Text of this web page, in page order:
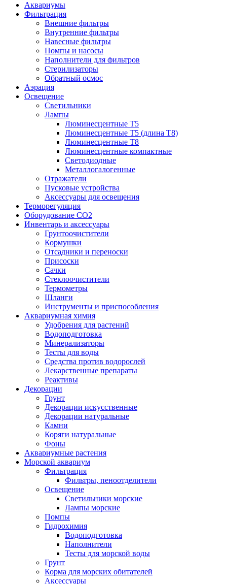
Аквариумы
Фильтрация
Внешние фильтры
Внутренние фильтры
Навесные фильтры
Помпы и насосы
Наполнители для фильтров
Стерилизаторы
Обратный осмос
Аэрация
Освещение
Светильники
Лампы
Люминесцентные T5
Люминесцентные T5 (длина T8)
Люминесцентные T8
Люминесцентные компактные
Светодиодные
Металлогалогенные
Отражатели
Пусковые устройства
Аксессуары для освещения
Терморегуляция
Оборудование CO2
Инвентарь и аксессуары
Грунтоочистители
Кормушки
Отсадники и переноски
Присоски
Сачки
Стеклоочистители
Термометры
Шланги
Инструменты и приспособления
Аквариумная химия
Удобрения для растений
Водоподготовка
Минерализаторы
Тесты для воды
Средства против водорослей
Лекарственные препараты
Реактивы
Декорации
Грунт
Декорации искусственные
Декорации натуральные
Камни
Коряги натуральные
Фоны
Аквариумные растения
Морской аквариум
Фильтрация
Фильтры, пеноотделители
Освещение
Светильники морские
Лампы морские
Помпы
Гидрохимия
Водоподготовка
Наполнители
Тесты для морской воды
Грунт
Корма для морских обитателей
Аксессуары